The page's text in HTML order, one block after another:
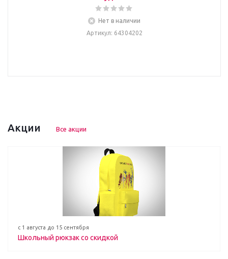
Нет в наличии
Артикул: 64304202
Акции Все акции
с 1 августа до 15 сентября
Школьный рюкзак со скидкой